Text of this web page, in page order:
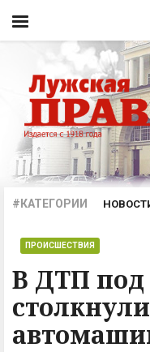
#КАТЕГОРИИ
В ДТП под
ПРОИСШЕСТВИЯ